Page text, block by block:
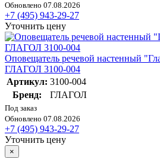
Обновлено 07.08.2026
+7 (495) 943-29-27
Уточнить цену
Оповещатель речевой настенный
ГЛАГОЛ 3100-004
Артикул: 3100-004
Бренд:
ГЛАГОЛ
Под заказ
Обновлено 07.08.2026
+7 (495) 943-29-27
Уточнить цену
×